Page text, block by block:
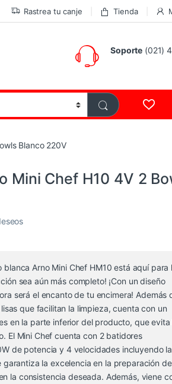
Rastrea tu canje Tienda
Soporte (021)
Blanco 220V
Mini Chef H10 4V 2
blanca Arno Mini Chef HM10 está aquí para
sea aún más completo! ¡Con un diseño
será el encanto de tu encimera! Además
que facilitan la limpieza, cuenta con un
en la parte inferior del producto, que evita
El Mini Chef cuenta con 2 batidores
de potencia y 4 velocidades incluyendo la
garantiza la excelencia en la preparación de
la consistencia deseada. Además, viene